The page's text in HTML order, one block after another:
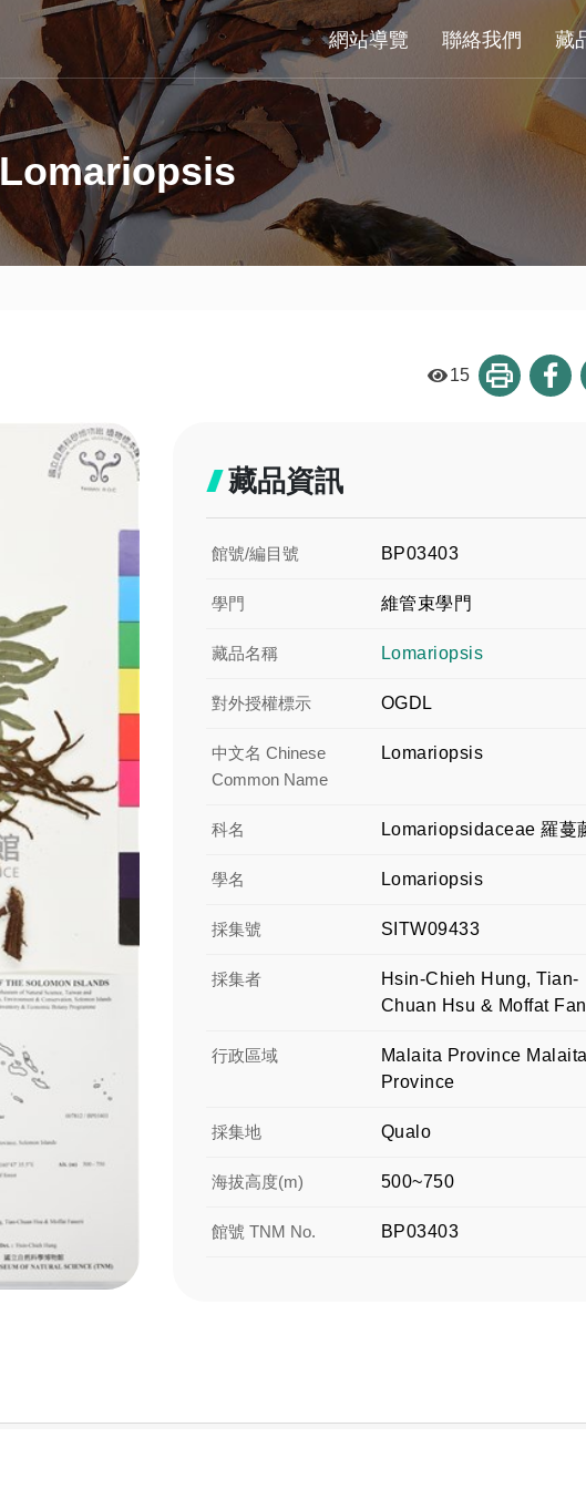
網站導覽 聯絡我們 藏
Lomariopsis
15
藏品資訊
館號/編目號 BP03403
學門 維管束學門
藏品名稱 Lomariopsis
對外授權標示 OGDL
中文名 Chinese
Common Name
Lomariopsis
科名 Lomariopsidaceae 羅蔓
學名 Lomariopsis
採集號 SITW09433
採集者
Hsin-Chieh Hung, Tian-
Chuan Hsu & Moffat
行政區域
Malaita Province Malaita
Province
採集地 Qualo
海拔高度(m) 500~750
館號 TNM No. BP03403